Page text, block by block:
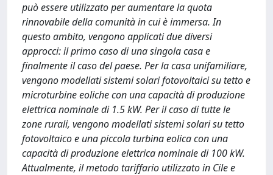
può essere utilizzato per aumentare la quota
rinnovabile della comunità in cui è immersa. In
questo ambito, vengono applicati due diversi
approcci: il primo caso di una singola casa e
finalmente il caso del paese. Per la casa unifamiliare,
vengono modellati sistemi solari fotovoltaici su tetto e
microturbine eoliche con una capacità di produzione
elettrica nominale di 1.5 kW. Per il caso di tutte le
zone rurali, vengono modellati sistemi solari su tetto
fotovoltaico e una piccola turbina eolica con una
capacità di produzione elettrica nominale di 100 kW.
Attualmente, il metodo tariffario utilizzato in Cile e